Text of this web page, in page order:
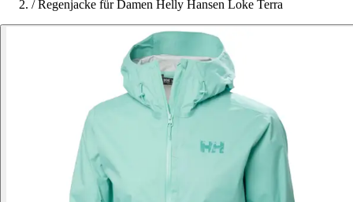
/ Regenjacke für Damen Helly Hansen Loke Terra